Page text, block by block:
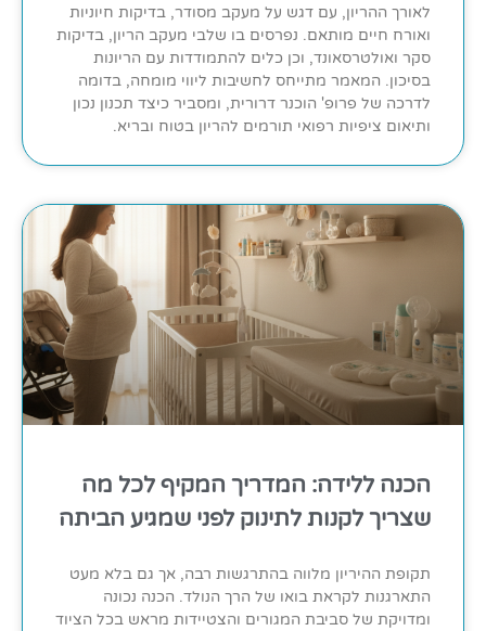
לאורך ההריון, עם דגש על מעקב מסודר, בדיקות חיוניות
ואורח חיים מותאם. נפרסים בו שלבי מעקב הריון, בדיקות
סקר ואולטרסאונד, וכן כלים להתמודדות עם הריונות
בסיכון. המאמר מתייחס לחשיבות ליווי מומחה, בדומה
לדרכה של פרופ' הוכנר דרורית, ומסביר כיצד תכנון נכון
ותיאום ציפיות רפואי תורמים להריון בטוח ובריא.
הכנה ללידה: המדריך המקיף לכל מה
שצריך לקנות לתינוק לפני שמגיע הביתה
תקופת ההיריון מלווה בהתרגשות רבה, אך גם בלא מעט
התארגנות לקראת בואו של הרך הנולד. הכנה נכונה
ומדויקת של סביבת המגורים והצטיידות מראש בכל הציוד